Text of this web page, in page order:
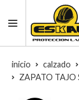
inicio calzado
ZAPATO TAJO